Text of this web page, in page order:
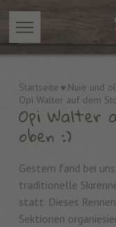
Startseite
Nuie und
Opi Walter auf dem
Opi Walter
oben :)
Gestern fand bei
traditionelle
statt. Dieses
Sektionen